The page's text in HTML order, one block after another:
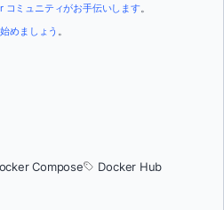
コミュニティがお手伝いします。
始めましょう 。
Compose
Docker Hub